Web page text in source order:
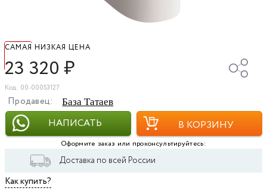
САМАЯ НИЗКАЯ ЦЕНА
23 320₽
Код: 00-00053127
Продавец: База Татаев
НАПИСАТЬ В КОРЗИНУ
Оформите заказ или проконсультируйтесь:
Доставка по всей России
Как купить?